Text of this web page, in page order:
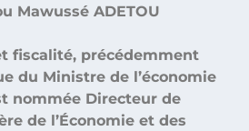
Mawussé ADETOU
fiscalité, précédemment
du Ministre de l’économie
nommée Directeur de
de l’Économie et des